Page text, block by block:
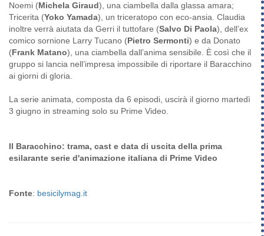
Noemi (Michela Giraud), una ciambella dalla glassa amara;
Tricerita (Yoko Yamada), un triceratopo con eco-ansia. Claudia
inoltre verrà aiutata da Gerri il tuttofare (Salvo Di Paola), dell’ex
comico sornione Larry Tucano (Pietro Sermonti) e da Donato
(Frank Matano), una ciambella dall’anima sensibile. È così che il
gruppo si lancia nell’impresa impossibile di riportare il Baracchino
ai giorni di gloria.
La serie animata, composta da 6 episodi, uscirà il giorno martedì
3 giugno in streaming solo su Prime Video.
Il Baracchino: trama, cast e data di uscita della prima
esilarante serie d'animazione italiana di Prime Video
Fonte: besicilymag.it